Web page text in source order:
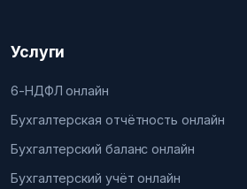
Услуги
6-НДФЛ онлайн
Бухгалтерская отчётность онлайн
Бухгалтерский баланс онлайн
Бухгалтерский учёт онлайн